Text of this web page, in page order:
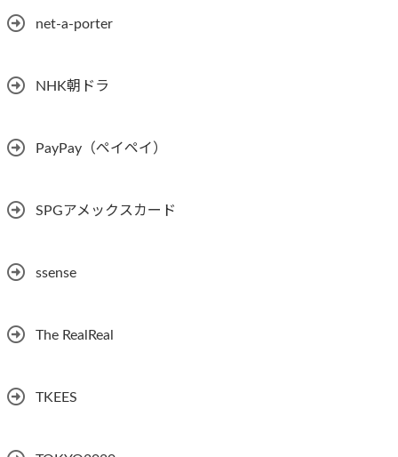
net-a-porter
NHK朝ドラ
PayPay（ペイペイ）
SPGアメックスカード
ssense
The RealReal
TKEES